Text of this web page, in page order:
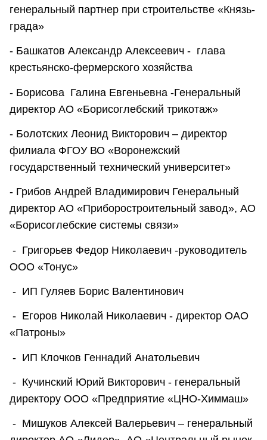
генеральный партнер при строительстве «Князь-
града»
- Башкатов Александр Алексеевич - глава
крестьянско-фермерского хозяйства
- Борисова Галина Евгеньевна -Генеральный
директор АО «Борисоглебский трикотаж»
- Болотских Леонид Викторович – директор
филиала ФГОУ ВО «Воронежский
государственный технический университет»
- Грибов Андрей Владимирович Генеральный
директор АО «Приборостроительный завод», АО
«Борисоглебские системы связи»
- Григорьев Федор Николаевич -руководитель
ООО «Тонус»
- ИП Гуляев Борис Валентинович
- Егоров Николай Николаевич - директор ОАО
«Патроны»
- ИП Клочков Геннадий Анатольевич
- Кучинский Юрий Викторович - генеральный
директору ООО «Предприятие «ЦНО-Химмаш»
- Мишуков Алексей Валерьевич – генеральный